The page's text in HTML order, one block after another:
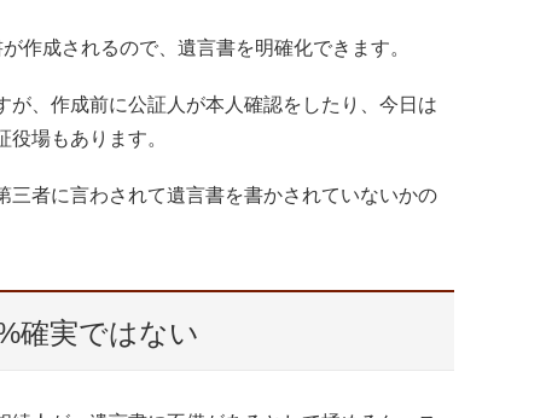
作成されるので、遺言書を明確化できます。
、作成前に公証人が本人確認をしたり、今日は
場もあります。
者に言わされて遺言書を書かされていないかの
確実ではない